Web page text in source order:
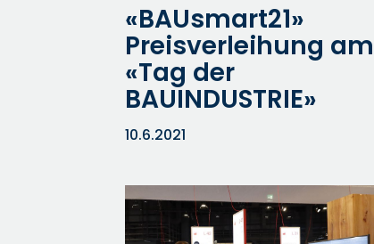
«BAUsmart21»
Preisverleihung am
«Tag der
BAUINDUSTRIE»
10.6.2021